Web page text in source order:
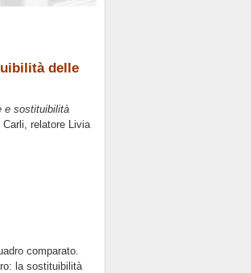
delle
e sostituibilità
relatore Livia
comparato.
la sostituibilità